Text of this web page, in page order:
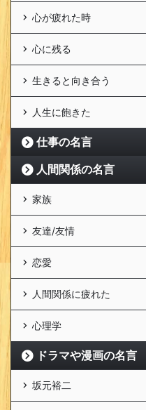
心が疲れた時
心に残る
生きると向き合う
人生に飽きた
仕事の名言
人間関係の名言
家族
友達/友情
恋愛
人間関係に疲れた
心理学
ドラマや漫画の名言
坂元裕二